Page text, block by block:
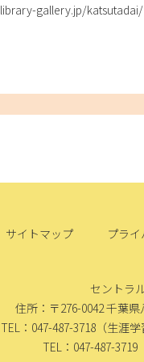
gallery.jp/katsutadai/
サイトマップ プラ
セントラ
住所：〒276-0042千葉県
TEL：047-487-3718（生涯学
TEL：047-487-3719